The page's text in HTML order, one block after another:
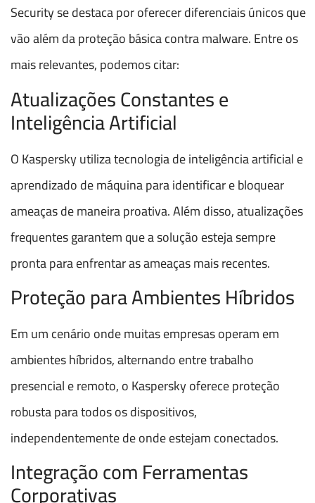
Security se destaca por oferecer diferenciais únicos que
vão além da proteção básica contra malware. Entre os
mais relevantes, podemos citar:
Atualizações Constantes e
Inteligência Artificial
O Kaspersky utiliza tecnologia de inteligência artificial e
aprendizado de máquina para identificar e bloquear
ameaças de maneira proativa. Além disso, atualizações
frequentes garantem que a solução esteja sempre
pronta para enfrentar as ameaças mais recentes.
Proteção para Ambientes Híbridos
Em um cenário onde muitas empresas operam em
ambientes híbridos, alternando entre trabalho
presencial e remoto, o Kaspersky oferece proteção
robusta para todos os dispositivos,
independentemente de onde estejam conectados.
Integração com Ferramentas
Corporativas